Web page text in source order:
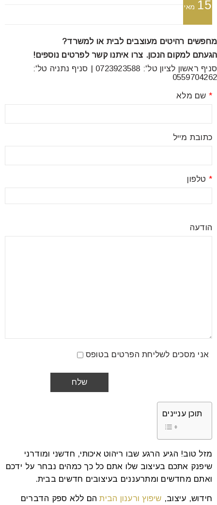
15 מאי
מחפשים רהיטים מעוצבים לבית או למשרד?
הגעתם למקום הנכון. צרו איתנו קשר לפרטים נוספים!
סניף ראשון לציון טל': 0723923588 | סניף נתניה טל':
0559704262
*
כתובת מייל
*
הודעה
אני מסכים לשליחת הפרטים בטופס
תוכן עניינים
מזל טוב! הגיע הרגע שבו ריהוט איכותי, חדשני ומודרני
שיפנק אתכם בעיצוב שלו אתם כל כך כמהים נבחר על ידכם
ואתם מחדשים ומתרעננים בעיצובים חדשים בבית.
חידוש, עיצוב, שיפוץ ורענון הביתהם ללא ספק הדברים
סמן קישורים
לאפס
כל
cached